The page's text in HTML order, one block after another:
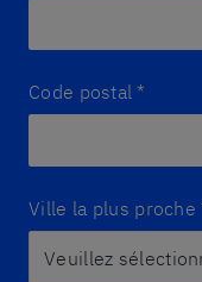
Code postal *
Ville la plus proche